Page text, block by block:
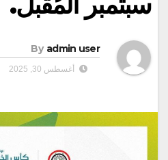
By admin user
أغسطس 30, 2025